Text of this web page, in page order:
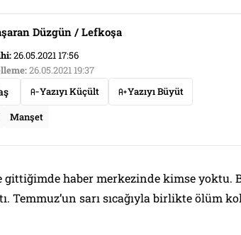
Düzgün / Lefkoşa
26.05.2021 17:56
26.05.2021 19:37
Yazıyı Küçült
Yazıyı Büyüt
Manşet
gittiğimde haber merkezinde kimse yoktu.
Temmuz’un sarı sıcağıyla birlikte ölüm